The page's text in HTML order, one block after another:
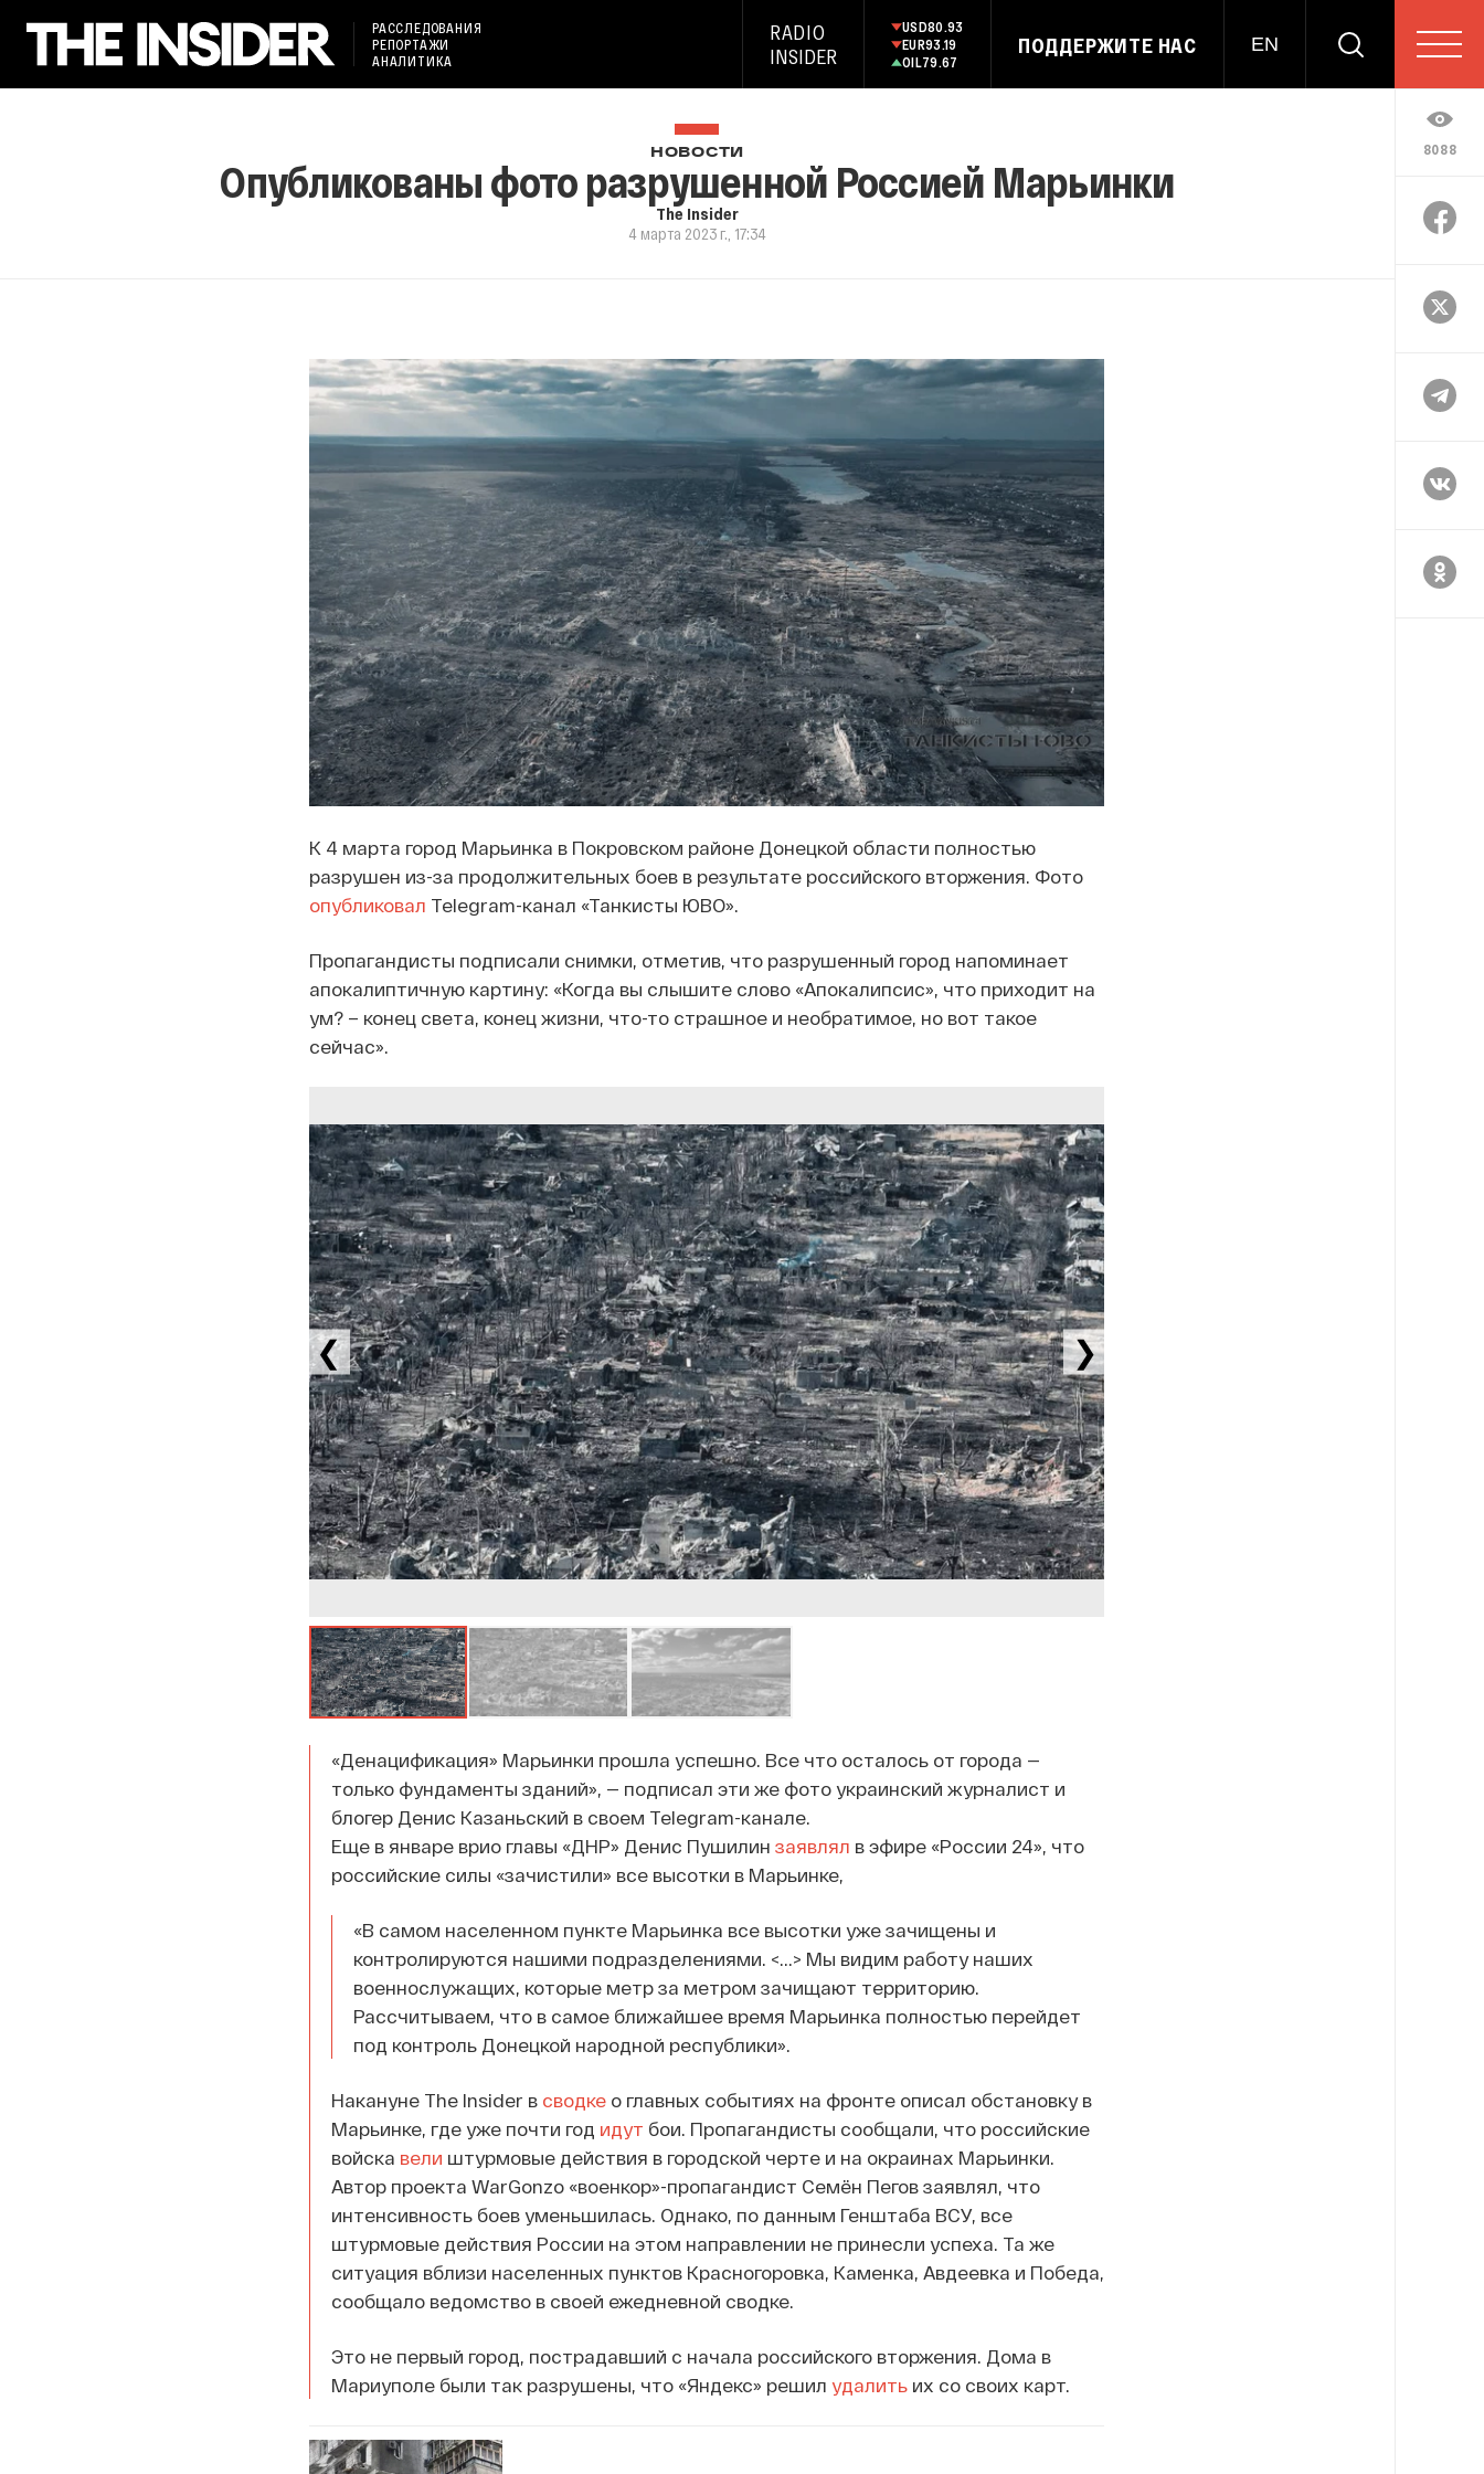
РАССЛЕДОВАНИЯ
РЕПОРТАЖИ
АНАЛИТИКА
RADIO
INSIDER
USD80.93
EUR93.19
OIL79.67
ПОДДЕРЖИТЕ НАС EN
8088
НОВОСТИ
Опубликованы фото разрушенной Россией Марьинки
The Insider
4 марта 2023 г., 17:34
К 4 марта город Марьинка в Покровском районе Донецкой области полностью
разрушен из-за продолжительных боев в результате российского вторжения. Фото
опубликовал Telegram-канал «Танкисты ЮВО».
Пропагандисты подписали снимки, отметив, что разрушенный город напоминает
апокалиптичную картину: «Когда вы слышите слово «Апокалипсис», что приходит на
ум? – конец света, конец жизни, что-то страшное и необратимое, но вот такое
сейчас».
❮ ❯
«Денацификация» Марьинки прошла успешно. Все что осталось от города —
только фундаменты зданий», — подписал эти же фото украинский журналист и
блогер Денис Казаньский в своем Telegram-канале.
Еще в январе врио главы «ДНР» Денис Пушилин заявлял в эфире «России 24», что
российские силы «зачистили» все высотки в Марьинке,
«В самом населенном пункте Марьинка все высотки уже зачищены и
контролируются нашими подразделениями. <...> Мы видим работу наших
военнослужащих, которые метр за метром зачищают территорию.
Рассчитываем, что в самое ближайшее время Марьинка полностью перейдет
под контроль Донецкой народной республики».
Накануне The Insider в сводкео главных событиях на фронте описал обстановку в
Марьинке, где уже почти год идут бои. Пропагандисты сообщали, что российские
войска вели штурмовые действия в городской черте и на окраинах Марьинки.
Автор проекта WarGonzo «военкор»-пропагандист Семён Пегов заявлял, что
интенсивность боев уменьшилась. Однако, по данным Генштаба ВСУ, все
штурмовые действия России на этом направлении не принесли успеха. Та же
ситуация вблизи населенных пунктов Красногоровка, Каменка, Авдеевка и Победа,
сообщало ведомство в своей ежедневной сводке.
Это не первый город, пострадавший с начала российского вторжения. Дома в
Мариуполе были так разрушены, что «Яндекс» решил удалитьих со своих карт.